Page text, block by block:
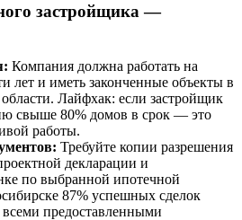
застройщика —
Компания должна работать на
лет и иметь законченные объекты в
Лайфхак: если застройщик
свыше 80% домов в срок — это
работы.
Требуйте копии разрешения
декларации и
по выбранной ипотечной
87% успешных сделок
всеми предоставленными